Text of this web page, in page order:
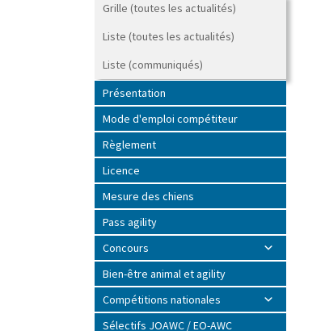
Grille (toutes les actualités)
Liste (toutes les actualités)
Liste (communiqués)
Présentation
Mode d'emploi compétiteur
Règlement
Licence
Mesure des chiens
Pass agility
Concours
Bien-être animal et agility
Compétitions nationales
Sélectifs JOAWC / EO-AWC